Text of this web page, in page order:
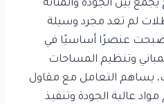
بين الجودة والمتانة
لم تعد مجرد وسيلة
عنصرًا أساسيًا في
وتنظيم المساحات
يساهم التعامل مع مقاول
عالية الجودة وتنفيذ